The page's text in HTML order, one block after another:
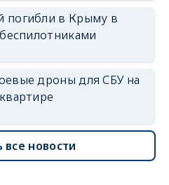
погибли в Крыму в
дроны для СБУ на
все новости